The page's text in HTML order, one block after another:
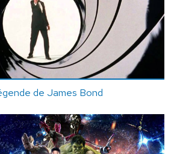
de James Bond